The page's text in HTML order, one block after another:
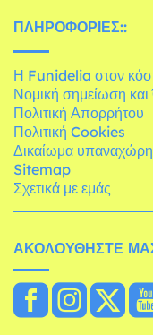
ΠΛΗΡΟΦΟΡΊΕΣ::
Η Funidelia στον
Νομική σημείωση
Πολιτική Απορρήτου
Πολιτική Cookies
Δικαίωμα
Sitemap
Σχετικά με εμάς
ΑΚΟΛΟΥΘΉΣΤΕ